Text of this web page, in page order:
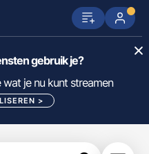
Prime Video
HBO Max
gebruik je?
je nu kunt streamen
>